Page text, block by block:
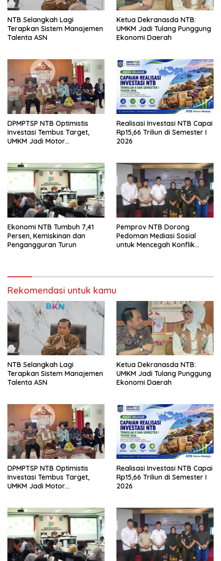
NTB Selangkah Lagi
Terapkan Sistem Manajemen
Talenta ASN
Ketua Dekranasda NTB:
UMKM Jadi Tulang Punggung
Ekonomi Daerah
DPMPTSP NTB Optimistis
Investasi Tembus Target,
UMKM Jadi Motor
Realisasi Investasi NTB Capai
Rp15,66 Triliun di Semester I
2026
Ekonomi NTB Tumbuh 7,41
Persen, Kemiskinan dan
Pengangguran Turun
Pemprov NTB Dorong
Pedoman Mediasi Sosial
untuk Mencegah Konflik
Rekomendasi untuk kamu
NTB Selangkah Lagi
Terapkan Sistem Manajemen
Talenta ASN
Ketua Dekranasda NTB:
UMKM Jadi Tulang Punggung
Ekonomi Daerah
DPMPTSP NTB Optimistis
Investasi Tembus Target,
UMKM Jadi Motor
Realisasi Investasi NTB Capai
Rp15,66 Triliun di Semester I
2026